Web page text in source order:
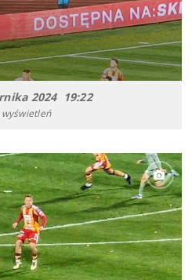
2024 19:22
wyświetleń